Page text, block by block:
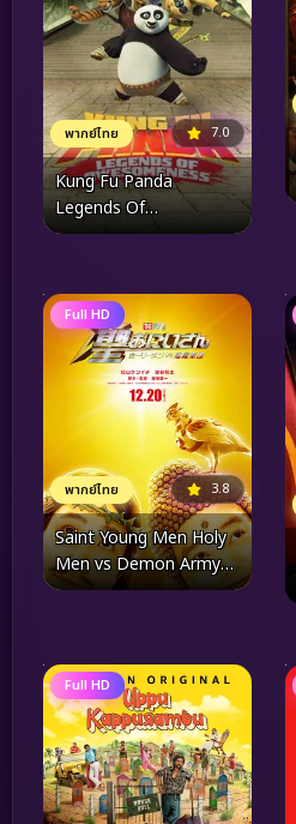
พากย์ไทย 7.0
Kung Fu Panda
Legends Of
Awesomeness Vol.16
ปรมาจารย์สุโค่ย! ชุด16
Full HD
พากย์ไทย 3.8
Saint Young Men Holy
Men vs Demon Army
(2024) ศาสดาลาพักร้อน
Full HD